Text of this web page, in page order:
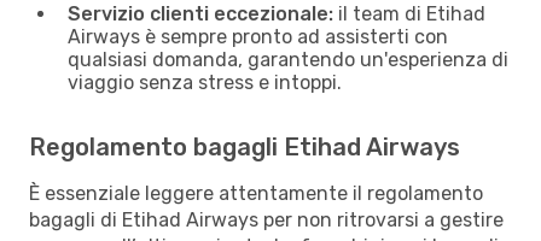
Servizio clienti eccezionale: il team di Etihad
Airways è sempre pronto ad assisterti con
qualsiasi domanda, garantendo un'esperienza di
viaggio senza stress e intoppi.
Regolamento bagagli Etihad Airways
È essenziale leggere attentamente il regolamento
bagagli di Etihad Airways per non ritrovarsi a gestire